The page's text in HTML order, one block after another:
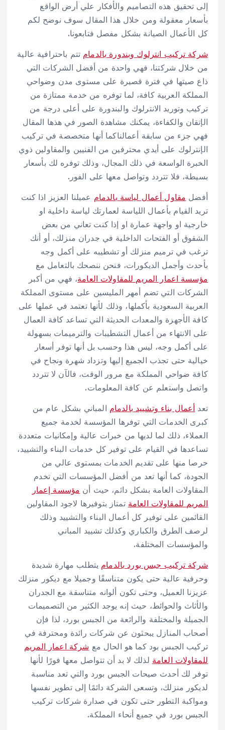
إلى تحقيق هذه التصاميم والأفكار علي أرض الواقع
بأسعار معقولة ومن خلال هذا المقال سوف نوضح لكم
كل الأعمال الصيانة بشكل مفصل فتابعونا.
شركة تركيب انترلوك وبندورة بالدمام تتم باحترافية عالية
من خلال شركتنا، فهي واحدة من أفضل الشركات التي
ذاع صيتها في فترة قصيرة على مستوى مدن وضواحي
المملكة العربية كافة، لما توفره من خدمة ممتازة من
تركيب وتوريد الانترلوك والبندورة على أعلى درجة من
الإتقان والكفاءة، يمكنك مشاهدة الصور في هذها المقال
فهي جزء من سابقة أعمالناكما أنها متخصصة في تركيب
الإنترلوك على أيدي محترفين من الفنيين والمقاولين ذوي
الخبرة الواسعة في ذلك المجال، وذلك توفره لك بأسعار
بسيطة، فلا تتردد وتواصل معها على الفور.
أفضل مقاول أعمال لياسة بالدمام عميلنا العزيز اذا كنت
تريد القيام بأعمال اللياسة لعمارتك لياسة داخلية او
خارجية او واجهة عمارة او إذا كنت تعاني من بعض
الشقوق أو الفتحات الداخلية في جدران منزلك، أو أنك
ترغب في ترميم منزلك أو تشطيبه على أكمل وجه
بأحدث وأجمل الديكورات، فنحن ننصحك بالتعامل مع
مؤسسة اعمار المريم للمقاولات العامة، فهي من أكبر
الشركات التي تضم أمهر المليسين على مستوى المملكة
العربية السعودية بأكملها، وذلك لأنها تعتمد في عملها على
كافة الأجهزة والمعدات الحديثة التي تساعد كافة العمال
على الانتهاء من أعمال التشطيبات والترميمات بسهولة
على أكمل وجه، ليس هذا وحسب بل أنها توفر أسعار
خيالية حتى تجذب الجميع إليها وتزداد شهرة ونجاح في
كافة ضواحي المملكة مع مرور الوقت، فالآن لا تتردد
واتصل واستعلم عن كافة المعلومات.
تعد أعمال بناء وتشييد بالدمام المباني بشكل عام من
كبرى الخدمات التي توفرها المؤسسة لخدمة جميع
العملاء، ذلك لما لديها من خبرات عالية وإمكانيات متعددة
تساعدها في القيام على توفير كل خدمات البناء والتشييد،
حرصا منها على تقديم الخدمات بمستوى عالي من
الجودة، كما أنها تعد من أفضل المؤسسات التي تخدم
المقاولات العامة بشكل دائم، حيث أن مؤسسة إعمار
المريم للمقاولات العامة تمتاز بتوفيرها لاجود المقاولين
القائمين على توفير كل أعمال البناء والتشييد وذلك
لرصف الطرق والكباري وكذلك تشييد المباني
والمؤسسات المختلفة.
شركة تركيب جبس بورد بالدمام يتطلب مهارة شديدة
وحرفية عالية حتى يكون متناسقًا وجميلا مع ديكور منزلك
عزيزنا العميل، وحتى تكون ألوانه متناسقة مع الجدران
والأثاث والحوائط، حيث إنه يوجد الكثير من التصميمات
الجميلة والمختلفة والرائعة من الجبس بورد، لذا فإن
أصحاب المنازل يبحثون عن شركات رائدة ومحترفة في
تركيب الجبس بود كما هو الحال مع شركة اعمار المريم
للمقاولات العامة لذلك لا بد أن تتواصل معها فورًا لأنها
توفر لك أحدث صيحات الجبس بورد والتي تعد مناسبة
لديكور منزلك، وتسعى الشركة دائمًا إلى تطوير نفسها
ومواكبة التطور حتى تكون في صدارة شركات تركيب
الجبس بورد في جميع أنحاء المملكة.